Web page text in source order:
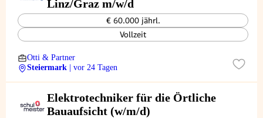
Linz/Graz m/w/d
€ 60.000 jährl.
Vollzeit
Otti & Partner
Steiermark
| vor 24 Tagen
Elektrotechniker für die Örtliche
Bauaufsicht (w/m/d)